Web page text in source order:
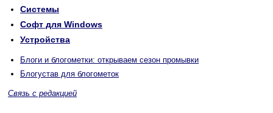
Системы
Софт для Windows
Устройства
Блоги и блогометки: открываем сезон промывки
Блогустав для блогометок
Связь с редакцией